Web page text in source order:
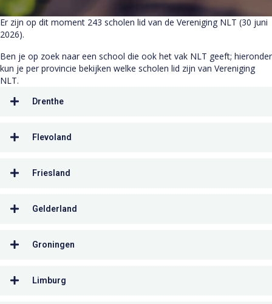
Er zijn op dit moment 243 scholen lid van de Vereniging NLT (30 juni
2026).
Ben je op zoek naar een school die ook het vak NLT geeft; hieronder
kun je per provincie bekijken welke scholen lid zijn van Vereniging
NLT.
Drenthe
Flevoland
Friesland
Gelderland
Groningen
Limburg